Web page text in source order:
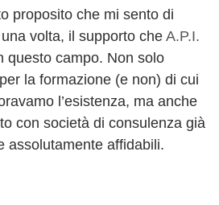
proposito che mi sento di
volta, il supporto che A.P.I.
questo campo. Non solo
la formazione (e non) di cui
l’esistenza, ma anche
con società di consulenza già
assolutamente affidabili.